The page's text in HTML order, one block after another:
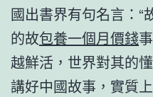
國出書界有句名言：“
的故包養一個月價錢
越鮮活，世界對其的
講好中國故事，實質